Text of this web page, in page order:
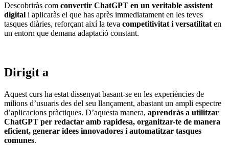
Descobriràs com convertir ChatGPT en un veritable assistent
digital i aplicaràs el que has après immediatament en les teves
tasques diàries, reforçant així la teva competitivitat i versatilitat en
un entorn que demana adaptació constant.
Dirigit a
Aquest curs ha estat dissenyat basant-se en les experiències de
milions d’usuaris des del seu llançament, abastant un ampli espectre
d’aplicacions pràctiques. D’aquesta manera, aprendràs a utilitzar
ChatGPT per redactar amb rapidesa, organitzar-te de manera
eficient, generar idees innovadores i automatitzar tasques
comunes.